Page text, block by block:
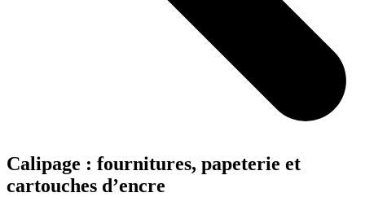
Calipage : fournitures, papeterie et
cartouches d’encre